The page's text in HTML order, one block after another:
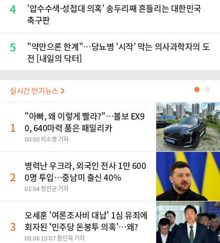
4
'압수수색·성접대 의혹' 송두리째 흔들리는 대한민국
축구판
5
"약만으론 한계"…당뇨병 '시작' 막는 의사과학자의 도
전 [내일의 닥터]
실시간 인기뉴스 ●
1
"아빠, 왜 이렇게 빨라?"…볼보 EX9
0, 640마력 품은 패밀리카
00:00 이소영 기자
2
병력난 우크라, 외국인 전사 1만 600
0명 투입…중남미 출신 40%
01:04 정인균 기자
3
오세훈 '여론조사비 대납' 1심 유죄에
회자된 '민주당 돈봉투 의혹'…왜?
08.06 19:07 황인욱 기자